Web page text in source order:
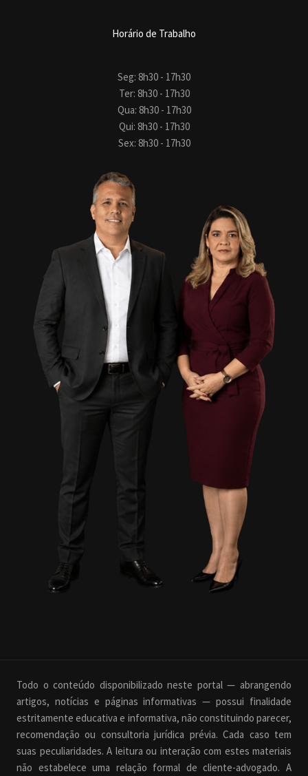
Horário de Trabalho
Seg: 8h30 - 17h30
Ter: 8h30 - 17h30
Qua: 8h30 - 17h30
Qui: 8h30 - 17h30
Sex: 8h30 - 17h30
Todo o conteúdo disponibilizado neste portal — abrangendo
artigos, notícias e páginas informativas — possui finalidade
estritamente educativa e informativa, não constituindo parecer,
recomendação ou consultoria jurídica prévia. Cada caso tem
suas peculiaridades. A leitura ou interação com estes materiais
não estabelece uma relação formal de cliente-advogado. A